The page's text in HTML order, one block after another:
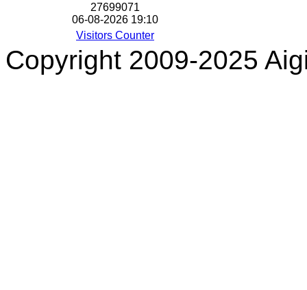
27699071
06-08-2026 19:10
Visitors Counter
Copyright 2009-2025